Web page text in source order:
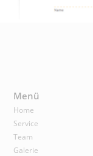
Menü
Home
Service
Team
Galerie